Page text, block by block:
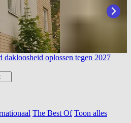
dakloosheid oplossen tegen 2027
The Best Of Toon alles